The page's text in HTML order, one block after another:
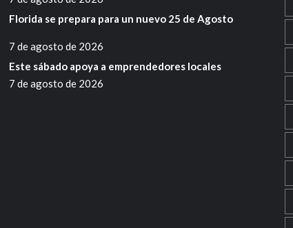
Florida se prepara para un nuevo 25 de Agosto
7 de agosto de 2026
Este sábado apoya a emprendedores locales
7 de agosto de 2026